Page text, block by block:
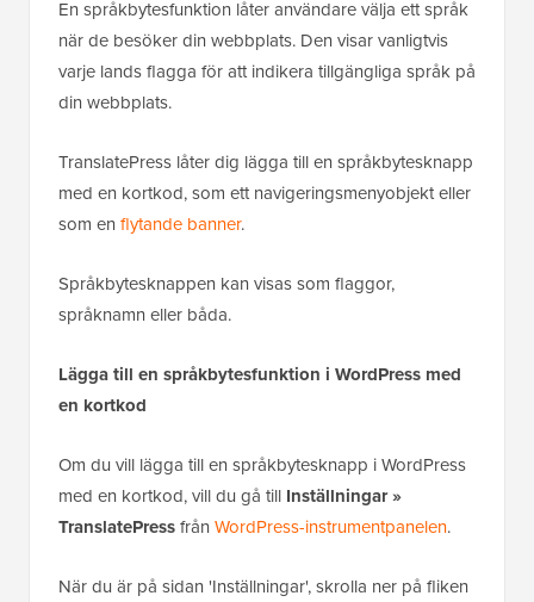
En språkbytesfunktion låter användare välja ett språk
när de besöker din webbplats. Den visar vanligtvis
varje lands flagga för att indikera tillgängliga språk på
din webbplats.
TranslatePress låter dig lägga till en språkbytesknapp
med en kortkod, som ett navigeringsmenyobjekt eller
som en flytande banner.
Språkbytesknappen kan visas som flaggor,
språknamn eller båda.
Lägga till en språkbytesfunktion i WordPress med
en kortkod
Om du vill lägga till en språkbytesknapp i WordPress
med en kortkod, vill du gå till Inställningar »
TranslatePressfrån WordPress-instrumentpanelen.
När du är på sidan 'Inställningar', skrolla ner på fliken